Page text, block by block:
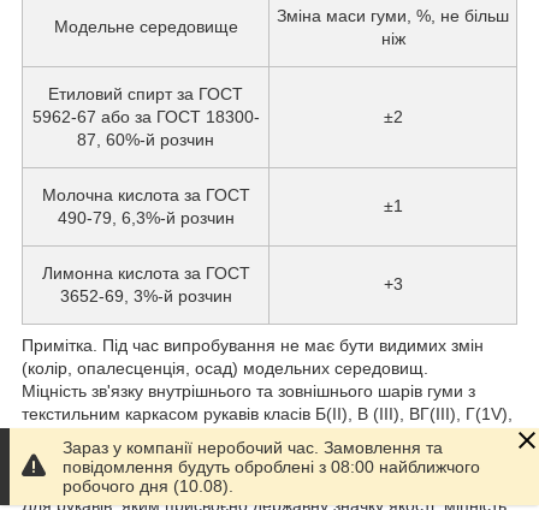
Модельне середовище
Зміна маси гуми, %, не більш
ніж
Етиловий спирт за ГОСТ
5962-67 або за ГОСТ 18300-
87, 60%-й розчин
±2
Молочна кислота за ГОСТ
490-79, 6,3%-й розчин
±1
Лимонна кислота за ГОСТ
3652-69, 3%-й розчин
+3
Примітка. Під час випробування не має бути видимих змін
(колір, опалесценція, осад) модельних середовищ.
Міцність зв'язку внутрішнього та зовнішнього шарів гуми з
текстильним каркасом рукавів класів Б(II), В (III), ВГ(III), Г(1V),
класів Пара-1 (X) і P-2 (X) — не менш ніж 1,5•103 Н, (15 кг/
см).
Для рукавів, яким присвоєно державну значку якості, міцність
Зараз у компанії неробочий час. Замовлення та
повідомлення будуть оброблені з 08:00 найближчого
робочого дня (10.08).